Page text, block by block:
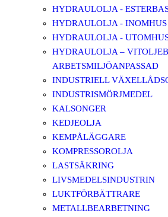
HYDRAULOLJA -
HYDRAULOLJA - INOMHUS
HYDRAULOLJA -
HYDRAULOLJA –
ARBETSMILJÖANPASSAD
INDUSTRIELL
INDUSTRISMÖRJMEDEL
KALSONGER
KEDJEOLJA
KEMPÅLÄGGARE
KOMPRESSOROLJA
LASTSÄKRING
LIVSMEDELSINDUSTRIN
LUKTFÖRBÄTTRARE
METALLBEARBETNING